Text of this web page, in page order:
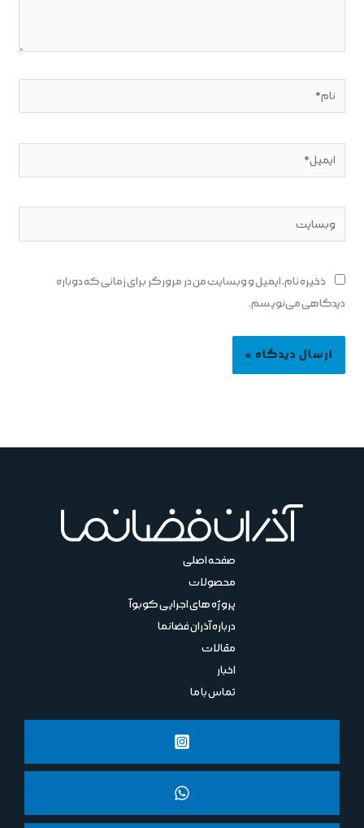
نام*
ایمیل*
وبسایت
ذخیره نام، ایمیل و وبسایت من در مرورگر برای زمانی که دوباره
دیدگاهی می‌نویسم.
صفحه اصلی
محصولات
پروژه های اجرایی کوبوآ
درباره آذران فضانما
مقالات
اخبار
تماس با ما